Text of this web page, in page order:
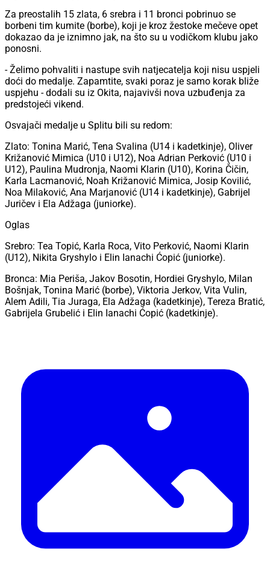
Za preostalih 15 zlata, 6 srebra i 11 bronci pobrinuo se
borbeni tim kumite (borbe), koji je kroz žestoke mečeve opet
dokazao da je iznimno jak, na što su u vodičkom klubu jako
ponosni.
- Želimo pohvaliti i nastupe svih natjecatelja koji nisu uspjeli
doći do medalje. Zapamtite, svaki poraz je samo korak bliže
uspjehu - dodali su iz Okita, najavivši nova uzbuđenja za
predstojeći vikend.
Osvajači medalje u Splitu bili su redom:
Zlato: Tonina Marić, Tena Svalina (U14 i kadetkinje), Oliver
Križanović Mimica (U10 i U12), Noa Adrian Perković (U10 i
U12), Paulina Mudronja, Naomi Klarin (U10), Korina Čičin,
Karla Lacmanović, Noah Križanović Mimica, Josip Kovilić,
Noa Milaković, Ana Marjanović (U14 i kadetkinje), Gabrijel
Juričev i Ela Adžaga (juniorke).
Oglas
Srebro: Tea Topić, Karla Roca, Vito Perković, Naomi Klarin
(U12), Nikita Gryshylo i Elin Ianachi Ćopić (juniorke).
Bronca: Mia Periša, Jakov Bosotin, Hordiei Gryshylo, Milan
Bošnjak, Tonina Marić (borbe), Viktoria Jerkov, Vita Vulin,
Alem Adili, Tia Juraga, Ela Adžaga (kadetkinje), Tereza Bratić,
Gabrijela Grubelić i Elin Ianachi Ćopić (kadetkinje).